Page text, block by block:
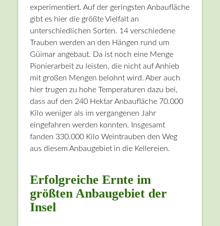
experimentiert. Auf der geringsten Anbaufläche
gibt es hier die größte Vielfalt an
unterschiedlichen Sorten. 14 verschiedene
Trauben werden an den Hängen rund um
Güimar angebaut. Da ist noch eine Menge
Pionierarbeit zu leisten, die nicht auf Anhieb
mit großen Mengen belohnt wird. Aber auch
hier trugen zu hohe Temperaturen dazu bei,
dass auf den 240 Hektar Anbaufläche 70.000
Kilo weniger als im vergangenen Jahr
eingefahren werden konnten. Insgesamt
fanden 330.000 Kilo Weintrauben den Weg
aus diesem Anbaugebiet in die Kellereien.
Erfolgreiche Ernte im
größten Anbaugebiet der
Insel